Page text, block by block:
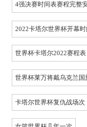
4强决赛时间表赛程完整
2022卡塔尔世界杯开幕
世界杯卡塔尔2022赛程表
世界杯莱万将戴乌克兰国
卡塔尔世界杯复仇战场次